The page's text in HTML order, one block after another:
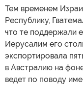
Тем временем
Республику,
что те поддержали
Иерусалим его
экспортировала
в Австралию на
ведет по поводу